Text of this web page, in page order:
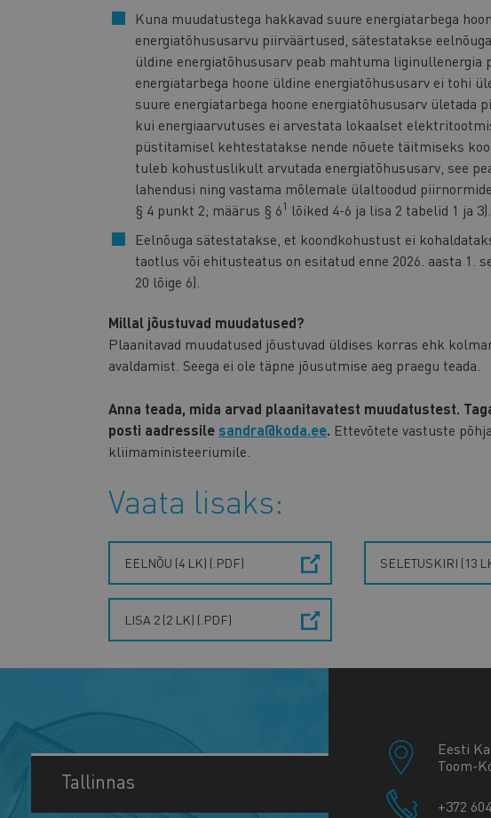
Kuna muudatustega hakkavad suure energiatarbega
energiatõhususarvu piirväärtused, sätestatakse
üldine energiatõhususarv peab mahtuma liginullenergia
energiatarbega hoone üldine energiatõhususarv ei tohi
suure energiatarbega hoone energiatõhususarv ületada
kui energiaarvutuses ei arvestata lokaalset
püstitamisel kehtestatakse nende nõuete täitmiseks
tuleb kohustuslikult arvutada energiatõhususarv, see
lahendusi ning vastama mõlemale ülaltoodud
§ 4 punkt 2; määrus § 61 lõiked 4-6 ja lisa 2 tabelid 1 ja 3).
Eelnõuga sätestatakse, et koondkohustust ei
taotlus või ehitusteatus on esitatud enne 2026. aasta 1.
20 lõige 6).
Millal jõustuvad muudatused?
Plaanitavad muudatused jõustuvad üldises korras ehk
avaldamist. Seega ei ole täpne jõusutmise aeg praegu teada.
Anna teada, mida arvad plaanitavatest muudatustest.
posti aadressile sandra@koda.ee. Ettevõtete vastuste
kliimaministeeriumile.
Vaata lisaks:
EELNÕU (4 LK) (.PDF) SELETUSKIRI (13
LISA 2 (2 LK) (.PDF)
Tallinnas
Eesti
Toom-
+372